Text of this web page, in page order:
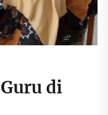
di